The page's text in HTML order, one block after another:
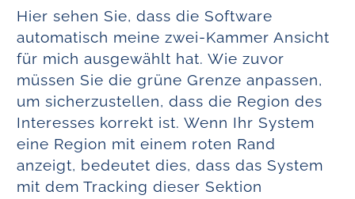
Hier sehen Sie, dass die Software
automatisch meine zwei-Kammer Ansicht
für mich ausgewählt hat. Wie zuvor
müssen Sie die grüne Grenze anpassen,
um sicherzustellen, dass die Region des
Interesses korrekt ist. Wenn Ihr System
eine Region mit einem roten Rand
anzeigt, bedeutet dies, dass das System
mit dem Tracking dieser Sektion